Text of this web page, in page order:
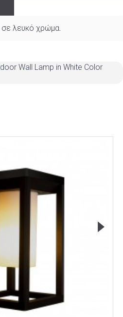
σε λευκό χρώμα.
Wall Lamp in White Color